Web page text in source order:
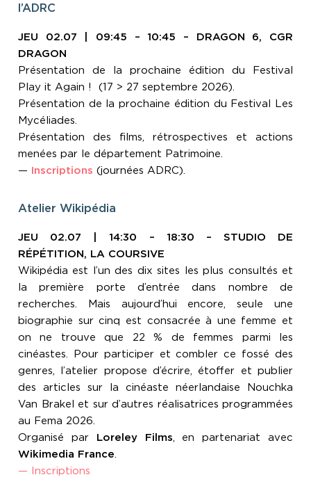
l’ADRC
JEU 02.07 | 09:45 – 10:45 – DRAGON 6, CGR
DRAGON
Présentation de la prochaine édition du Festival
Play it Again ! (17 > 27 septembre 2026).
Présentation de la prochaine édition du Festival Les
Mycéliades.
Présentation des films, rétrospectives et actions
menées par le département Patrimoine.
— Inscriptions (journées ADRC).
Atelier Wikipédia
JEU 02.07 | 14:30 – 18:30 – STUDIO DE
RÉPÉTITION, LA COURSIVE
Wikipédia est l’un des dix sites les plus consultés et
la première porte d’entrée dans nombre de
recherches. Mais aujourd’hui encore, seule une
biographie sur cinq est consacrée à une femme et
on ne trouve que 22 % de femmes parmi les
cinéastes. Pour participer et combler ce fossé des
genres, l’atelier propose d’écrire, étoffer et publier
des articles sur la cinéaste néerlandaise Nouchka
Van Brakel et sur d’autres réalisatrices programmées
au Fema 2026.
Organisé par Loreley Films, en partenariat avec
Wikimedia France.
— Inscriptions